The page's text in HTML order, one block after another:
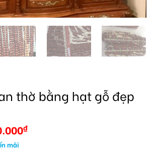
thờ bằng hạt gỗ đẹp
₫
mãi